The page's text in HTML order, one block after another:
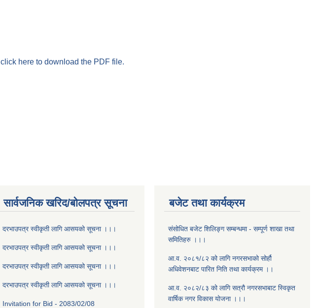
click here to download the PDF file.
सार्वजनिक खरिद/बोलपत्र सूचना
दरभाउपत्र स्वीकृती लागि आसयको सूचना ।।।
दरभाउपत्र स्वीकृती लागि आसयको सूचना ।।।
दरभाउपत्र स्वीकृती लागि आसयको सूचना ।।।
दरभाउपत्र स्वीकृती लागि आसयको सूचना ।।।
Invitation for Bid - 2083/02/08
बजेट तथा कार्यक्रम
संसोधित बजेट शिलिङ्ग सम्बन्धमा - सम्पूर्ण शाखा तथा
समितिहरु ।।।
आ.व. २०८१/८२ को लागि नगरसभाको सोर्हौ
अधिवेशनबाट पारित निति तथा कार्यक्रम ।।
आ.व. २०८२/८३ को लागि सत्रौ नगरसभाबाट स्विकृत
वार्षिक नगर विकास योजना ।।।